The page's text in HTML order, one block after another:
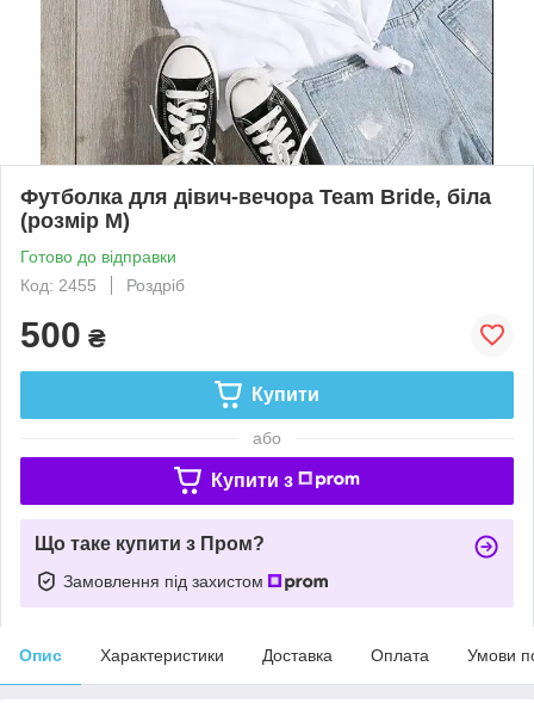
Футболка для дівич-вечора Team Bride, біла
(розмір M)
Готово до відправки
Код: 2455
Роздріб
500 ₴
Купити
або
Купити з
Що таке купити з Пром?
Замовлення під захистом
Опис Характеристики Доставка Оплата Умови